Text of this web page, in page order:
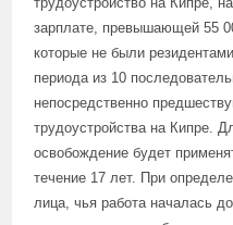
зарплате, превышающей 55
которые не были
периода из 10
непосредственно
трудоустройства на Кипре.
освобождение будет
течение 17 лет. При
лица, чья работа началась